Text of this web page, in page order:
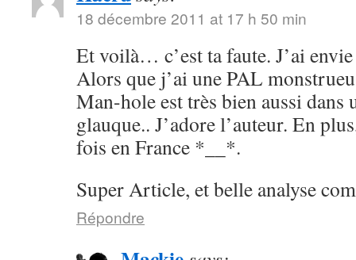
18 décembre 2011 at 17 h 50 min
Et voilà… c’est ta faute. J’ai
Alors que j’ai une PAL
Man-hole est très bien aussi dans
glauque.. J’adore l’auteur. En
fois en France *__*.
Super Article, et belle analyse
Répondre